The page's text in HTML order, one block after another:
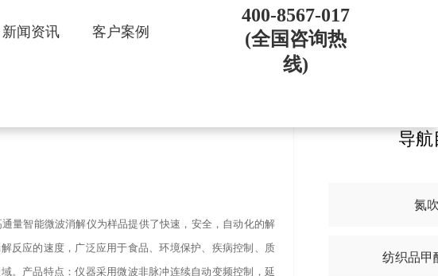
新闻资讯 客户案例
400-8567-017
(全国咨询热
线)
量智能微波消解仪为样品提供了快速，安全，自动化的解
反应的速度，广泛应用于食品、环境保护、疾病控制、质
。产品特点：仪器采用微波非脉冲连续自动变频控制，延
导航
氮
纺织品甲